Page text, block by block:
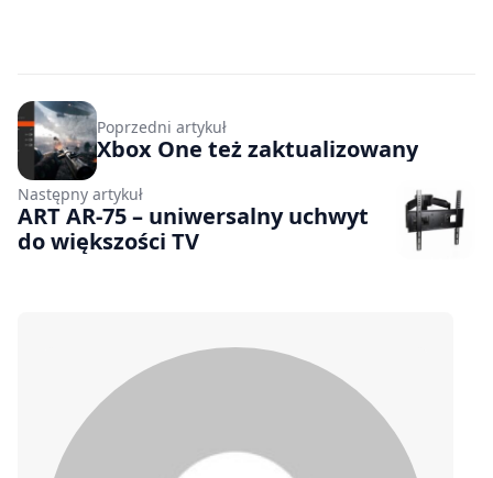
Poprzedni artykuł
Xbox One też zaktualizowany
Następny artykuł
ART AR-75 – uniwersalny uchwyt
do większości TV